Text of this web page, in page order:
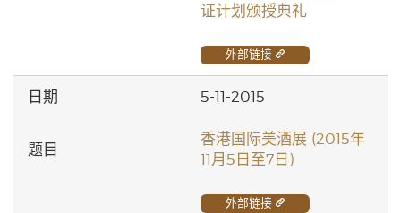
证计划颁授典礼
外部链接
5-11-2015
香港国际美酒展 (2015年
11月5日至7日)
外部链接